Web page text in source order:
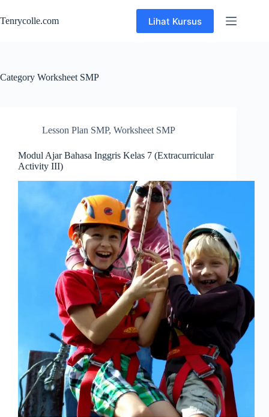
to
content
Tenrycolle.com Lihat Kursus
Category Worksheet SMP
Lesson Plan SMP, Worksheet SMP
Modul Ajar Bahasa Inggris Kelas 7 (Extracurricular
Activity III)